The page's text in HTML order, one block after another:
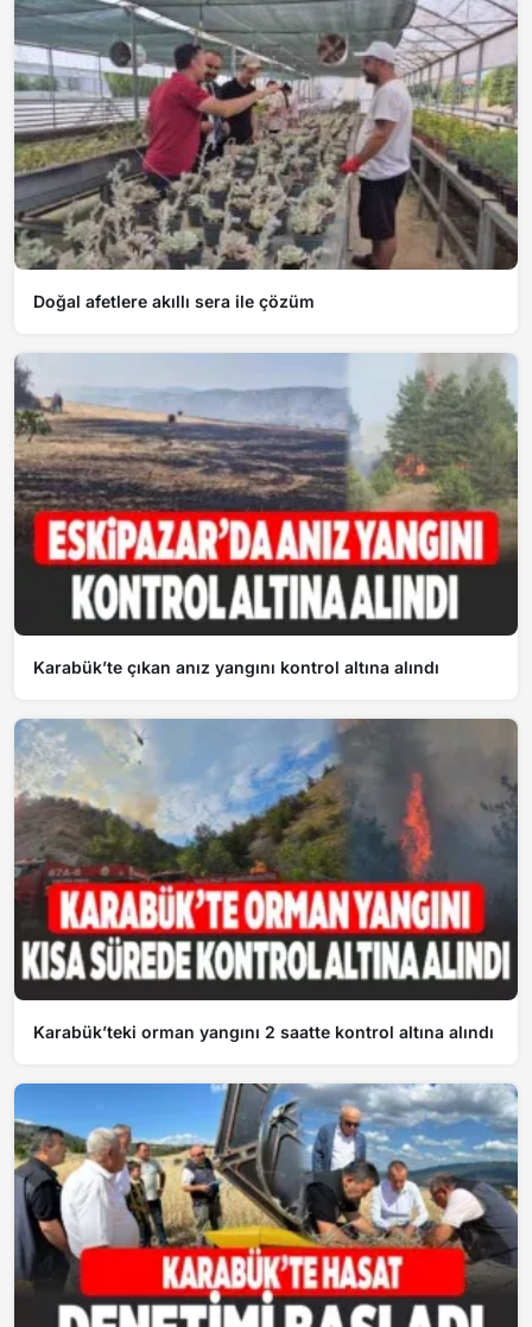
Doğal afetlere akıllı sera ile çözüm
Karabük’te çıkan anız yangını kontrol altına alındı
Karabük’teki orman yangını 2 saatte kontrol altına alındı